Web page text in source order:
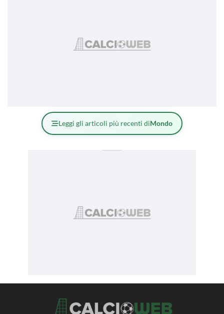
Leggi gli articoli più recenti diMondo